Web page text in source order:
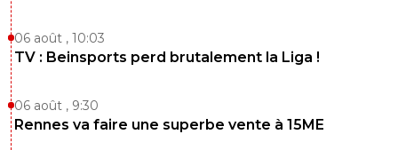
06 août , 10:03
TV : Beinsports perd brutalement la Liga !
06 août , 9:30
Rennes va faire une superbe vente à 15ME